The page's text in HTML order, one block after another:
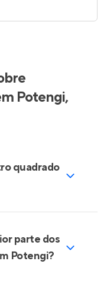
Potengi,
quadrado
parte dos
Potengi?